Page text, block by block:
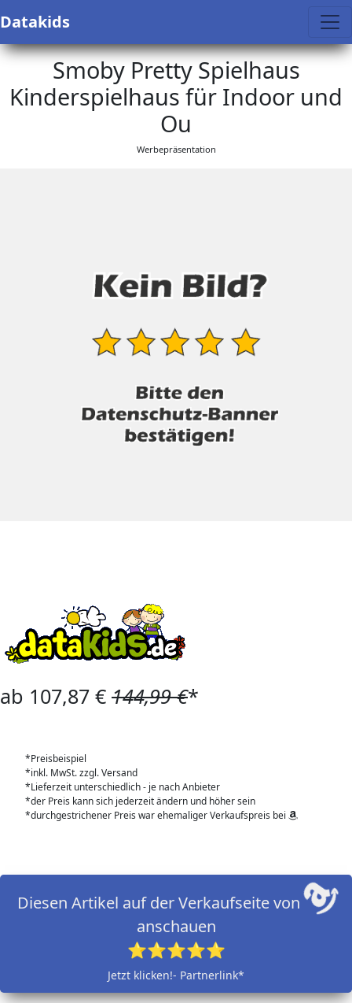
Datakids
Smoby Pretty Spielhaus
Kinderspielhaus für Indoor und
Ou
Werbepräsentation
ab 107,87 € 144,99 €*
*Preisbeispiel
*inkl. MwSt. zzgl. Versand
*Lieferzeit unterschiedlich - je nach Anbieter
*der Preis kann sich jederzeit ändern und höher sein
*durchgestrichener Preis war ehemaliger Verkaufspreis bei
Diesen Artikel auf der Verkaufseite von
anschauen
⭐⭐⭐⭐⭐
Jetzt klicken!- Partnerlink*